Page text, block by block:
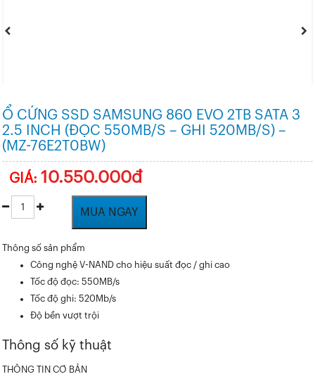
Ổ CỨNG SSD SAMSUNG 860 EVO 2TB SATA 3
2.5 INCH (ĐỌC 550MB/S – GHI 520MB/S) –
(MZ-76E2T0BW)
GIÁ: 10.550.000đ
MUA NGAY
Thông số sản phẩm
Công nghệ V-NAND cho hiệu suất đọc / ghi cao
Tốc độ đọc: 550MB/s
Tốc độ ghi: 520Mb/s
Độ bền vượt trội
Thông số kỹ thuật
THÔNG TIN CƠ BẢN